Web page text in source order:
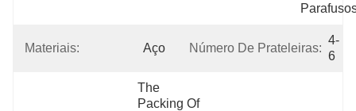
Materiais: Aço Número De Prateleiras:
4-
6
The
Packing Of